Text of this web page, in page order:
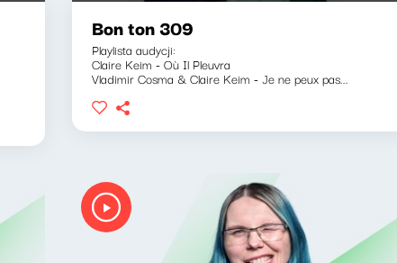
Bon ton 309
Playlista audycji:
Claire Keim - Où Il Pleuvra
Vladimir Cosma & Claire Keim - Je ne peux pas...